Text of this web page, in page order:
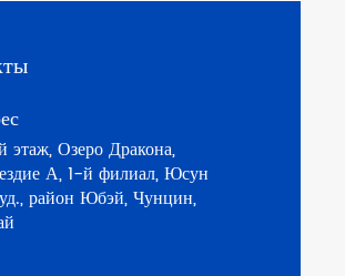
этаж, Озеро Дракона,
А, 1-й филиал, Юсун
район Юбэй, Чунцин,